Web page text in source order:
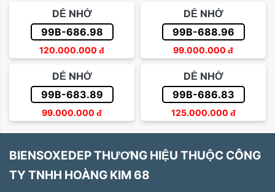
DỄ NHỚ
99B-686.98
120.000.000 đ
DỄ NHỚ
99B-688.96
99.000.000 đ
DỄ NHỚ
99B-683.89
99.000.000 đ
DỄ NHỚ
99B-686.83
125.000.000 đ
BIENSOXEDEP THƯƠNG HIỆU THUỘC CÔNG
TY TNHH HOÀNG KIM 68